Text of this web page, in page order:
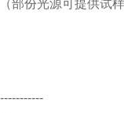
部份光源可提供试